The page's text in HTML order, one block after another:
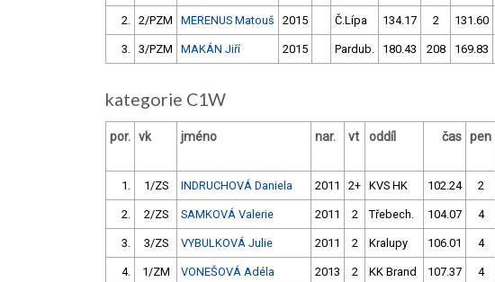
2. 2/PZM MERENUS Matouš 2015 Č.Lípa 134.17 2 131.60
3. 3/PZM MAKÁN Jiří 2015 Pardub. 180.43 208 169.83
kategorie C1W
por. vk jméno nar. vt oddíl čas pen
1. 1/ZS INDRUCHOVÁ Daniela 2011 2+ KVS HK 102.24 2
2. 2/ZS SAMKOVÁ Valerie 2011 2 Třebech. 104.07 4
3. 3/ZS VYBULKOVÁ Julie 2011 2 Kralupy 106.01 4
4. 1/ZM VONEŠOVÁ Adéla 2013 2 KK Brand 107.37 4